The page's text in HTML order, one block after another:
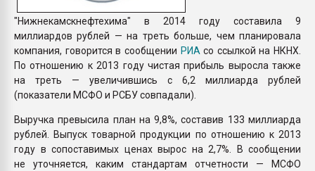
"Нижнекамскнефтехима" в 2014 году составила 9
миллиардов рублей — на треть больше, чем планировала
компания, говорится в сообщении РИА со ссылкой на НКНХ.
По отношению к 2013 году чистая прибыль выросла также
на треть — увеличившись с 6,2 миллиарда рублей
(показатели МСФО и РСБУ совпадали).
Выручка превысила план на 9,8%, составив 133 миллиарда
рублей. Выпуск товарной продукции по отношению к 2013
году в сопоставимых ценах вырос на 2,7%. В сообщении
не уточняется, каким стандартам отчетности — МСФО